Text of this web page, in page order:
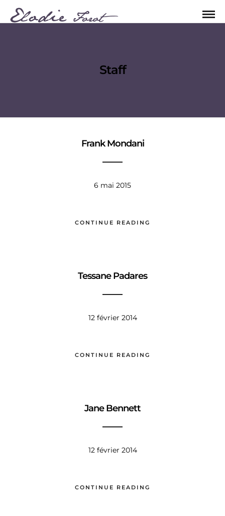
Staff
Frank Mondani
6 mai 2015
CONTINUE READING
Tessane Padares
12 février 2014
CONTINUE READING
Jane Bennett
12 février 2014
CONTINUE READING